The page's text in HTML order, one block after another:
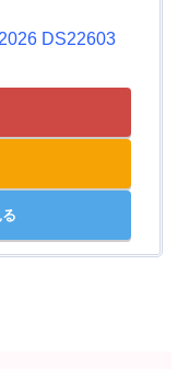
DS22603